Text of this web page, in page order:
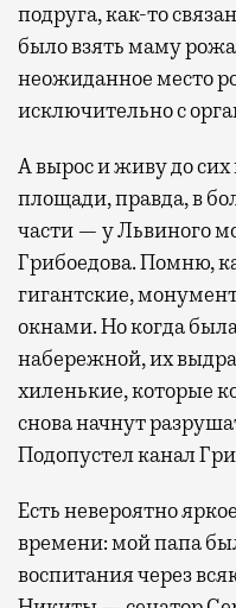
подруга, как-то
было взять маму
неожиданное место
исключительно с
А вырос и живу до
площади, правда, в
части — у Львиного
Грибоедова. Помню,
гигантские,
окнами. Но когда
набережной, их
хиленькие, которые
снова начнут
Подопустел канал
Есть невероятно
времени: мой папа
воспитания через